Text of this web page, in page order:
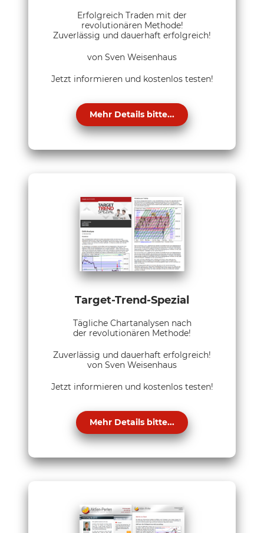
Erfolgreich Traden mit der
revolutionären Methode!
Zuverlässig und dauerhaft erfolgreich!
von Sven Weisenhaus
Jetzt informieren und kostenlos testen!
Mehr Details bitte...
Target-Trend-Spezial
Tägliche Chartanalysen nach
der revolutionären Methode!
Zuverlässig und dauerhaft erfolgreich!
von Sven Weisenhaus
Jetzt informieren und kostenlos testen!
Mehr Details bitte...